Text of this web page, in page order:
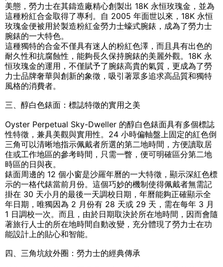
美態，勞力士在其鑄造廠精心創製出 18K 永恒玫瑰金，並為
這種粉紅合金取得了專利。自 2005 年面世以來，18K 永恒
玫瑰金便被用於製造粉紅金勞力士蠔式腕錶，成為了勞力士
腕錶的一大特色。
這種獨特的合金不僅具有迷人的粉紅色澤，而且具有出色的
耐久性和抗腐蝕性，能夠長久保持腕錶的美麗外觀。18K 永
恒玫瑰金的運用，不僅賦予了腕錶高貴的氣質，更成為了勞
力士品牌奢華與創新的象徵，吸引著眾多追求高品質和獨特
風格的消費者。
三、醇白色錶面：標誌特徵的實用之美
Oyster Perpetual Sky-Dweller 的醇白色錶面具有多個標誌
性特徵，兼具美觀與實用性。24 小時偏軸盤上固定的紅色倒
三角可以清晰地指示佩戴者所選的第二地時間，方便讀取居
住或工作地區的參考時間，只需一瞥，便可明確區分第二地
時區的日與夜。
錶面周邊的 12 個小窗是沙羅年曆的一大特徵，顯示深紅色標
示的一格代錶當前月份。這個巧妙的機制使得佩戴者無需記
掛在 30 天小月的最後一天調校日期，年曆能夠正確顯示全
年日期，唯獨因為 2 月份有 28 天或 29 天，需在每年 3 月
1 日調校一次。而且，由於日期取決於所在地時間，因而會隨
著旅行人士的所在地時間自動改變，充分體現了勞力士在功
能設計上的貼心和智能。
四、三角坑紋外圈：勞力士的經典傳承